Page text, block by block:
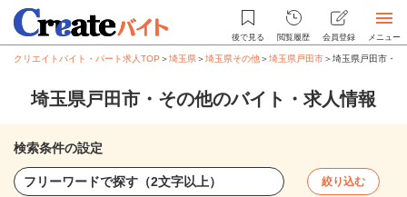
後で見る 閲覧履歴 会員登録 メニュー
クリエイトバイト・パート求人TOP ＞埼玉県＞埼玉県その他＞埼玉県戸田市＞埼玉県戸田市・
埼玉県戸田市・その他のバイト・求人情報
検索条件の設定
絞り込む